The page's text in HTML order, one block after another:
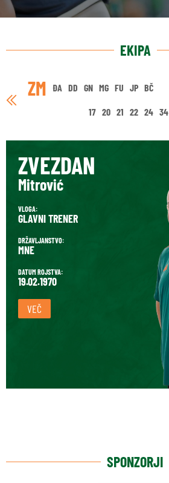
EKIPA
ZM ĐA DD GN MG FU JP BČ
17 20 21 22 24 34
ZVEZDAN
Mitrović
VLOGA:
GLAVNI TRENER
DRŽAVLJANSTVO:
MNE
DATUM ROJSTVA:
19.02.1970
VEČ
SPONZORJI